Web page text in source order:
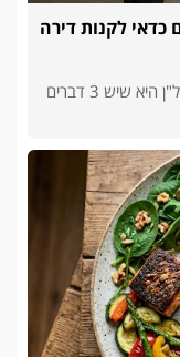
לקנות דירה
3' דק קריאה האמרה הכי ידועה בתחום הנדל"ן היא שיש 3 דברים